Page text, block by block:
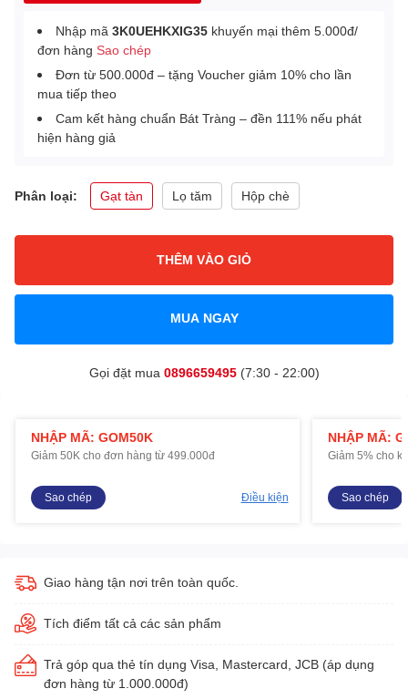
Nhập mã 3K0UEHKXIG35 khuyến mại thêm 5.000đ/
đơn hàng Sao chép
Đơn từ 500.000đ – tặng Voucher giảm 10% cho lần
mua tiếp theo
Cam kết hàng chuẩn Bát Tràng – đền 111% nếu phát
hiện hàng giả
Phân loại: Gạt tàn Lọ tăm Hộp chè
THÊM VÀO GIỎ
MUA NGAY
Gọi đặt mua 0896659495(7:30 - 22:00)
NHẬP MÃ: GOM50K
Giảm 50K cho đơn hàng từ 499.000đ
Sao chép Điều kiện
NHẬP MÃ:
Giảm 5% cho
Sao chép
Giao hàng tận nơi trên toàn quốc.
Tích điểm tất cả các sản phẩm
Trả góp qua thẻ tín dụng Visa, Mastercard, JCB (áp dụng
đơn hàng từ 1.000.000đ)